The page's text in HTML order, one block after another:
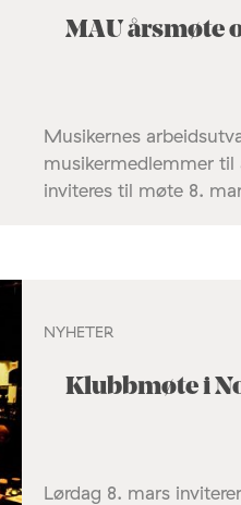
MAU årsmøte
Musikernes
musikermedlemmer til
inviteres til møte 8.
NYHETER
Klubbmøte i
Lørdag 8. mars